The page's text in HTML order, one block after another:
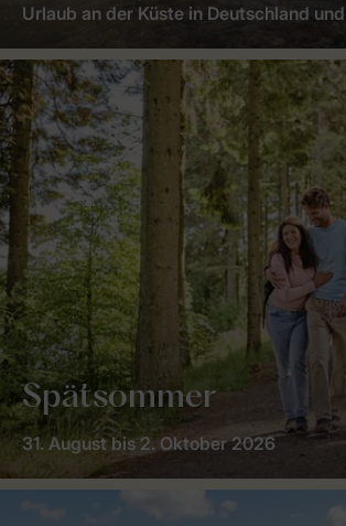
Urlaub an der Küste in Deutschland
Spätsommer
31. August bis 2. Oktober 2026